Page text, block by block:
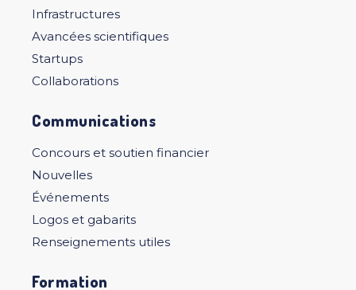
Infrastructures
Avancées scientifiques
Startups
Collaborations
Communications
Concours et soutien financier
Nouvelles
Événements
Logos et gabarits
Renseignements utiles
Formation